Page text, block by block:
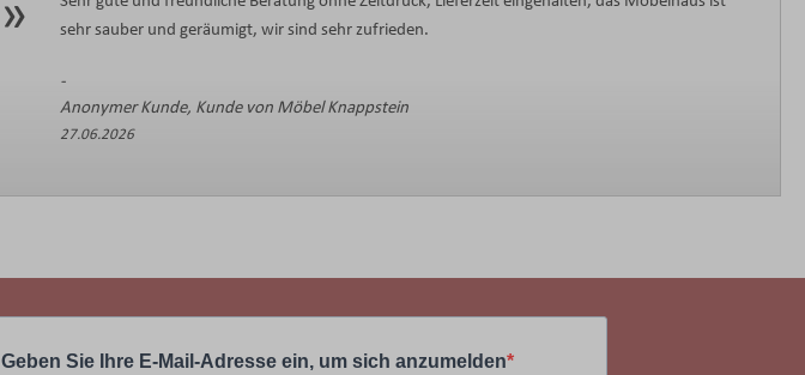
sehr sauber und geräumigt, wir sind sehr zufrieden.
Anonymer Kunde, Kunde von Möbel Knappstein
27.06.2026
Geben Sie Ihre E-Mail-Adresse ein, um sich anzumelden